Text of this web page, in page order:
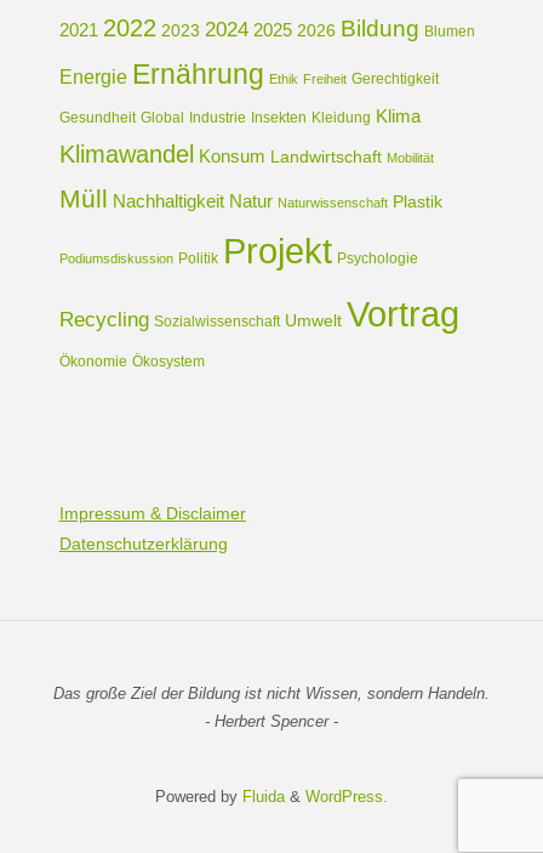
2021 2022 2023 2024 2025 2026 Bildung Blumen
Energie Ernährung Ethik Freiheit Gerechtigkeit
Gesundheit Global Industrie Insekten Kleidung Klima
Klimawandel Konsum Landwirtschaft Mobilität
Müll Nachhaltigkeit Natur Naturwissenschaft Plastik
Podiumsdiskussion Politik Projekt Psychologie
Recycling Sozialwissenschaft Umwelt Vortrag
Ökonomie Ökosystem
Impressum & Disclaimer
Datenschutzerklärung
Das große Ziel der Bildung ist nicht Wissen, sondern Handeln.
- Herbert Spencer -
Powered by Fluida& WordPress.